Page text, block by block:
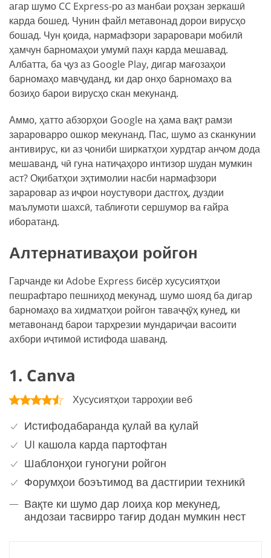
агар шумо CC Express-ро аз манбаи роҳзан зеркашӣ
карда бошед. Чунин файл метавонад дорои вирусҳо
бошад. Чун қоида, нармафзори зараровари мобилӣ
ҳамчун барномаҳои умумӣ паҳн карда мешавад.
Албатта, ба ҷуз аз Google Play, дигар мағозаҳои
барномаҳо мавҷуданд, ки дар онҳо барномаҳо ва
бозиҳо барои вирусҳо скан мекунанд.
Аммо, ҳатто абзорҳои Google на ҳама вақт рамзи
зарароварро ошкор мекунанд. Пас, шумо аз сканкунии
антивирус, ки аз ҷониби ширкатҳои хурдтар анҷом дода
мешаванд, чӣ гуна натиҷаҳоро интизор шудан мумкин
аст? Оқибатҳои эҳтимолии насби нармафзори
зараровар аз иҷрои ноустувори дастгоҳ, дуздии
маълумоти шахсӣ, таблиғоти сершумор ва ғайра
иборатанд.
Алтернативаҳои ройгон
Гарчанде ки Adobe Express бисёр хусусиятҳои
пешрафтаро пешниҳод мекунад, шумо шояд ба дигар
барномаҳо ва хидматҳои ройгон таваҷҷӯҳ кунед, ки
метавонанд барои тарҳрезии мундариҷаи васоити
ахбори иҷтимоӣ истифода шаванд.
1. Canva
Хусусиятҳои тарроҳии веб
Истифодабаранда қулай ва қулай
UI кашола карда партофтан
Шаблонҳои гуногуни ройгон
Форумҳои боэътимод ва дастгирии техникӣ
Вақте ки шумо дар лоиҳа кор мекунед,
андозаи тасвирро тағир додан мумкин нест